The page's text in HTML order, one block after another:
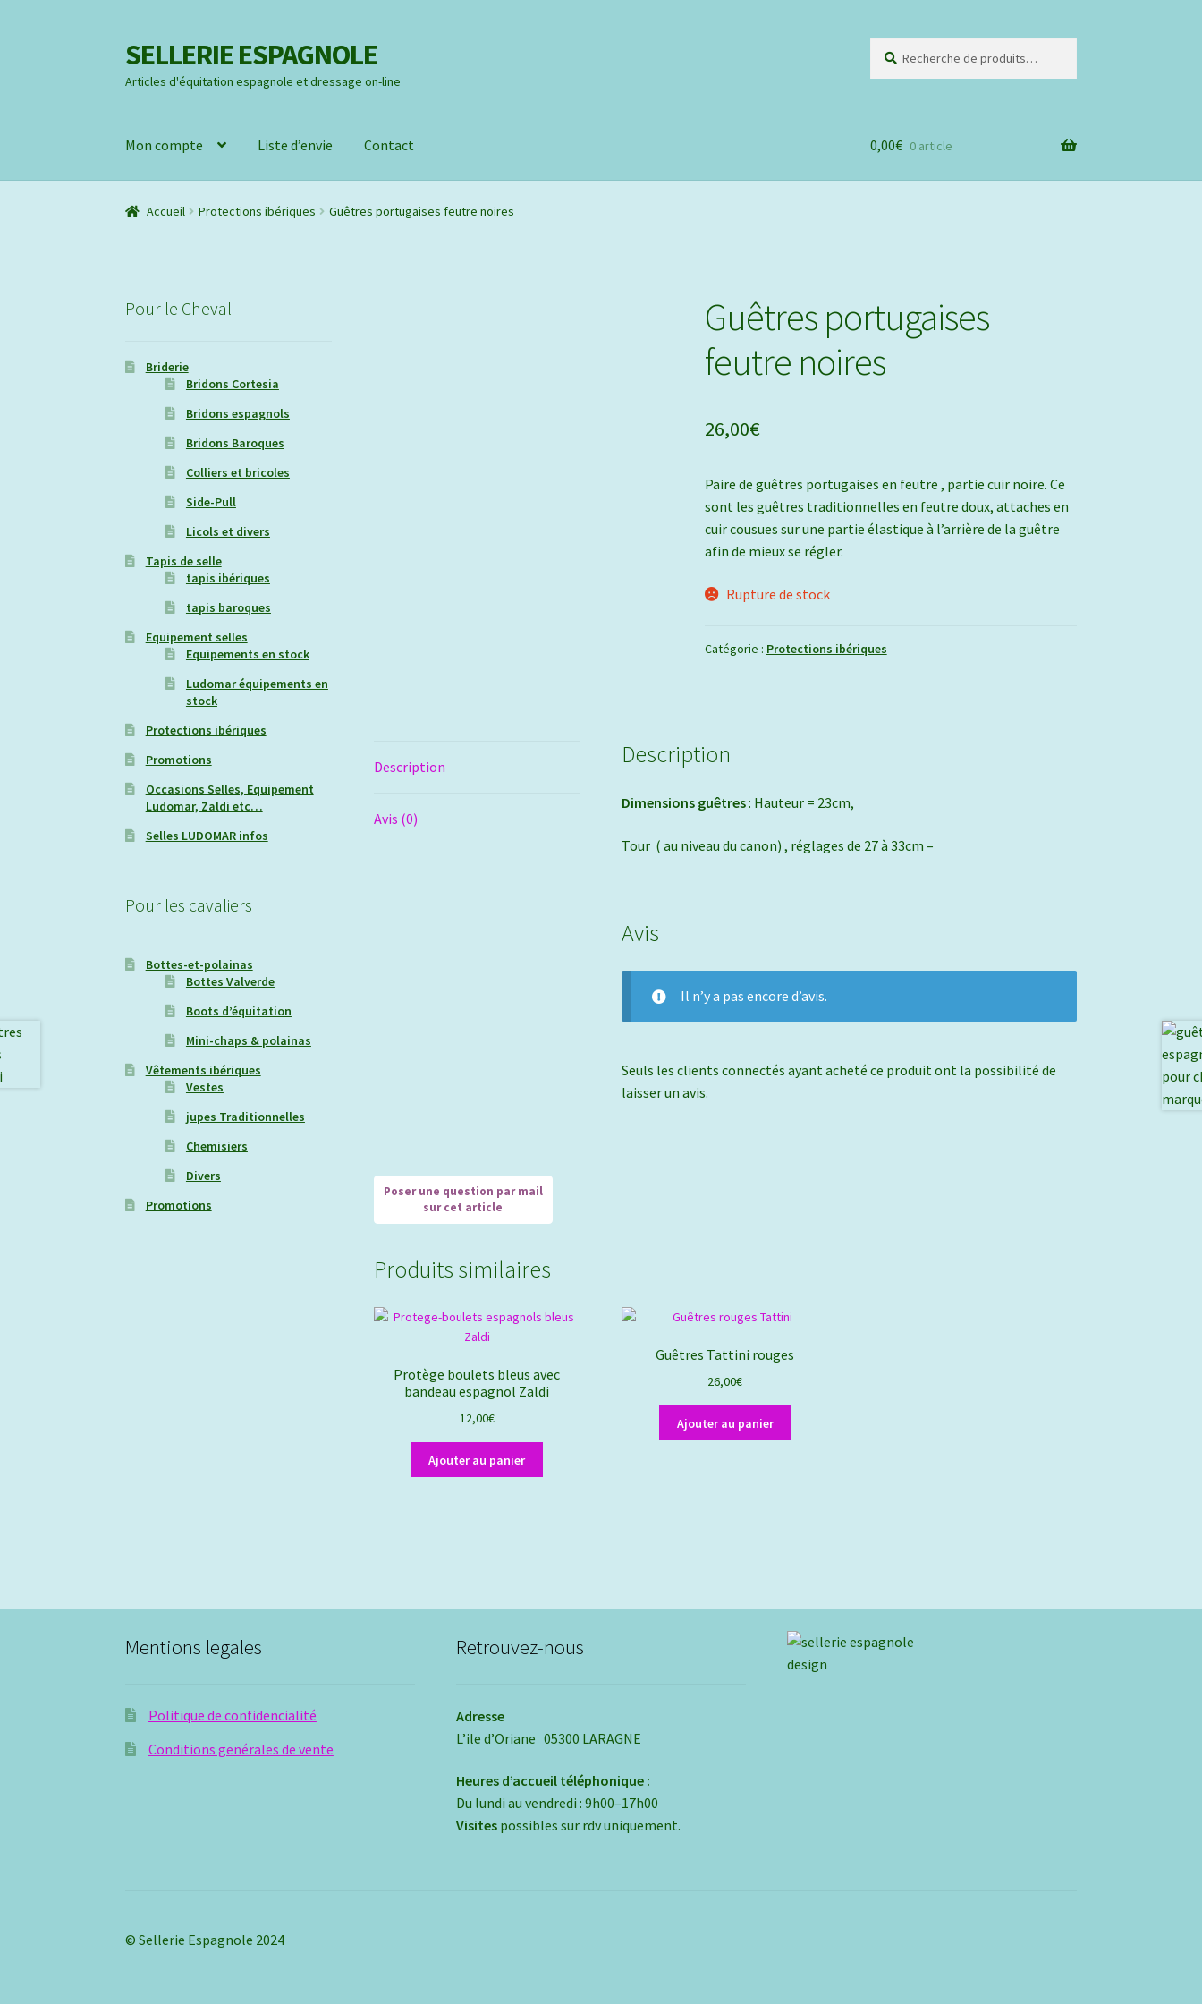
Aller
à
la
Aller
au
contenu
SELLERIE ESPAGNOLE
Articles d'équitation espagnole et dressage on-line
pour :
Mon compte Liste d’envie Contact 0,00€ 0 article
Accueil Protections ibériques Guêtres portugaises feutre noires
Guêtres portugaises
feutre noires
26,00€
Paire de guêtres portugaises en feutre , partie cuir noire. Ce
sont les guêtres traditionnelles en feutre doux, attaches en
cuir cousues sur une partie élastique à l’arrière de la guêtre
afin de mieux se régler.
Rupture de stock
Catégorie : Protections ibériques
Description
Avis (0)
Description
Dimensions guêtres: Hauteur = 23cm,
Tour ( au niveau du canon) , réglages de 27 à 33cm –
Avis
Il n’y a pas encore d’avis.
Seuls les clients connectés ayant acheté ce produit ont la possibilité de
laisser un avis.
Produits similaires
Protège boulets bleus avec
bandeau espagnol Zaldi
12,00€
Ajouter au panier
Guêtres Tattini rouges
26,00€
Ajouter au panier
Pour le Cheval
Briderie
Bridons Cortesia
Bridons espagnols
Bridons Baroques
Colliers et bricoles
Side-Pull
Licols et divers
Tapis de selle
tapis ibériques
tapis baroques
Equipement selles
Equipements en stock
Ludomar équipements en
stock
Protections ibériques
Promotions
Occasions Selles, Equipement
Ludomar, Zaldi etc…
Selles LUDOMAR infos
Pour les cavaliers
Bottes-et-polainas
Bottes Valverde
Boots d’équitation
Mini-chaps & polainas
Vêtements ibériques
Vestes
jupes Traditionnelles
Chemisiers
Divers
Promotions
Mentions legales
Politique de confidencialité
Conditions genérales de vente
Retrouvez-nous
Adresse
L’ile d’Oriane 05300 LARAGNE
Heures d’accueil téléphonique :
Du lundi au vendredi : 9h00–17h00
Visites possibles sur rdv uniquement.
© Sellerie Espagnole 2024